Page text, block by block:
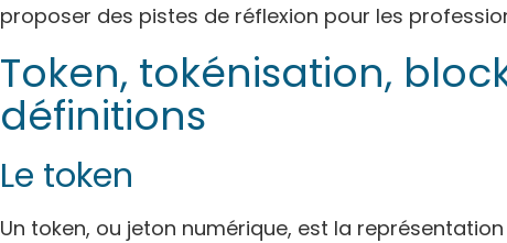
proposer des pistes de réflexion pour les
Token, tokénisation,
définitions
Le token
Un token, ou jeton numérique, est la